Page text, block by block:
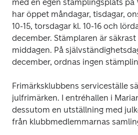
med en egen stämplingsplats på
har öppet måndagar, tisdagar,
10-15, torsdagar kl. 10-16 och
december. Stämplaren är
middagen. På
december, ordnas ingen
Frimärksklubbens serviceställe
julfrimärken. I entréhallen i
dessutom en utställning med
från klubbmedlemmarnas